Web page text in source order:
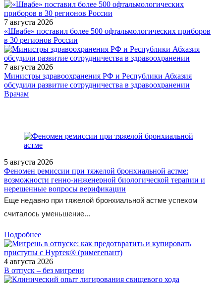
7 августа 2026
«Швабе» поставил более 500 офтальмологических приборов
в 30 регионов России
7 августа 2026
Министры здравоохранения РФ и Республики Абхазия
обсудили развитие сотрудничества в здравоохранении
/doctor/neurology/sindrom-grushevidnoy-myshtsy-mify-i-realnost/
Врачам
5 августа 2026
Феномен ремиссии при тяжелой бронхиальной астме:
возможности генно-инженерной биологической терапии и
нерешенные вопросы верификации
Еще недавно при тяжелой бронхиальной астме успехом
считалось уменьшение...
Подробнее
4 августа 2026
В отпуск – без мигрени